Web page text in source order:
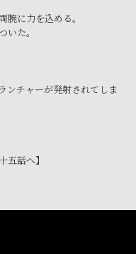
に力を込める。
た。
ンチャーが発射されてしま
五話へ】